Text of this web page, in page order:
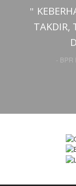
TAKDIR,
- BPR